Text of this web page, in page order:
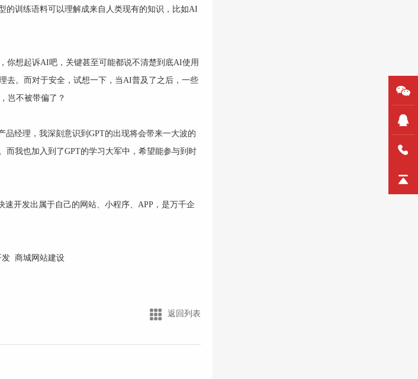
的训练语料可以理解成来自人类现有的知识，比如AI
你想起诉AI吧，关键甚至可能都说不清楚到底AI使用
去。而对于安全，试想一下，当AI普及了之后，一些
岂不被带偏了？
经理，我深刻意识到GPT的出现将会带来一大波的
而我也加入到了GPT的学习大军中，希望能参与到时
速开发出属于自己的 网站、 小程序、 APP，是万千企
发 商城网站建设
返回列表